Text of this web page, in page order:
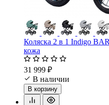
Коляска 2 в 1 Indigo
кожа
31 999 ₽
В наличии
В корзину